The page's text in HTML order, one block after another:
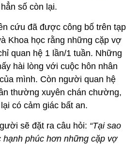
số còn lại.
cứu đã được công bố trên tạp
Khoa học rằng những cặp vợ
quan hệ 1 lần/1 tuần. Những
hài lòng với cuộc hôn nhân
mình. Còn người quan hệ
thường xuyên chán chường,
có cảm giác bất an.
sẽ đặt ra câu hỏi: “Tại sao
phúc hơn những cặp vợ